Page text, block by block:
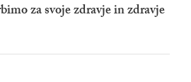
za svoje zdravje in zdravje